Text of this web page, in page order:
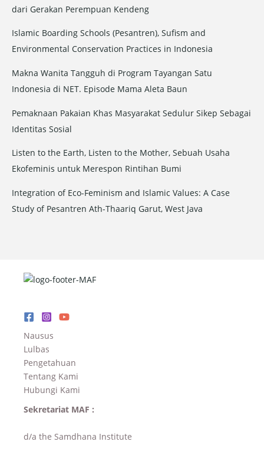
dari Gerakan Perempuan Kendeng
Islamic Boarding Schools (Pesantren), Sufism and
Environmental Conservation Practices in Indonesia
Makna Wanita Tangguh di Program Tayangan Satu
Indonesia di NET. Episode Mama Aleta Baun
Pemaknaan Pakaian Khas Masyarakat Sedulur Sikep Sebagai
Identitas Sosial
Listen to the Earth, Listen to the Mother, Sebuah Usaha
Ekofeminis untuk Merespon Rintihan Bumi
Integration of Eco-Feminism and Islamic Values: A Case
Study of Pesantren Ath-Thaariq Garut, West Java
Nausus
Lulbas
Pengetahuan
Tentang Kami
Hubungi Kami
Sekretariat MAF :
d/a the Samdhana Institute